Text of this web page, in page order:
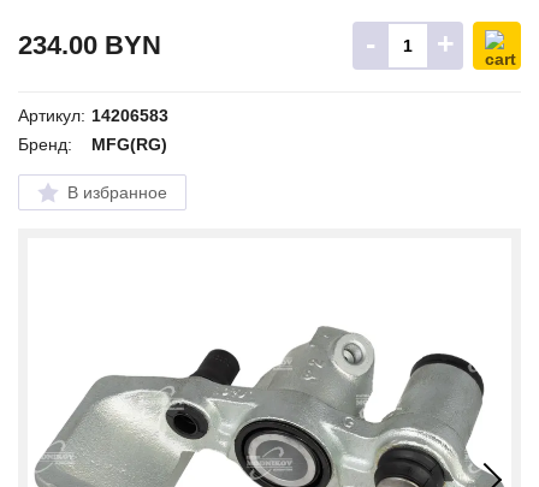
info@modnikov.com
234.00 BYN - +
Артикул: 14206583
Бренд:
MFG(RG)
В избранное